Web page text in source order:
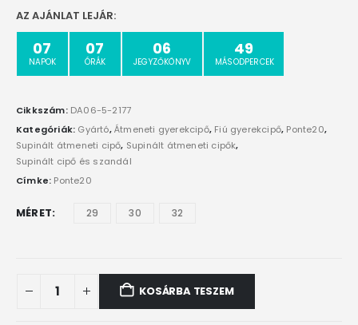
AZ AJÁNLAT LEJÁR:
07
NAPOK
07
ÓRÁK
06
JEGYZŐKÖNYV
49
MÁSODPERCEK
Cikkszám: DA06-5-2177
Kategóriák: Gyártó,Átmeneti gyerekcipő, Fiú gyerekcipő, Ponte20,
Supinált átmeneti cipő, Supinált átmeneti cipők,
Supinált cipő és szandál
Címke: Ponte20
MÉRET 29 30 32
KOSÁRBA TESZEM